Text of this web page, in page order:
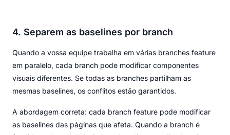
4. Separem as baselines por branch
Quando a vossa equipe trabalha em várias branches feature
em paralelo, cada branch pode modificar componentes
visuais diferentes. Se todas as branches partilham as
mesmas baselines, os conflitos estão garantidos.
A abordagem correta: cada branch feature pode modificar
as baselines das páginas que afeta. Quando a branch é